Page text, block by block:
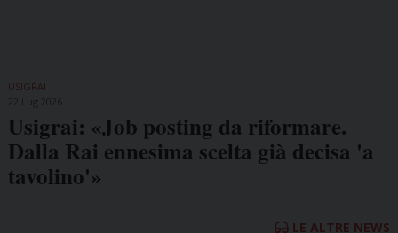
USIGRAI
Usigrai: «Job posting da riformare.
Dalla Rai ennesima scelta già decisa 'a
tavolino'»
LE ALTRE NEWS